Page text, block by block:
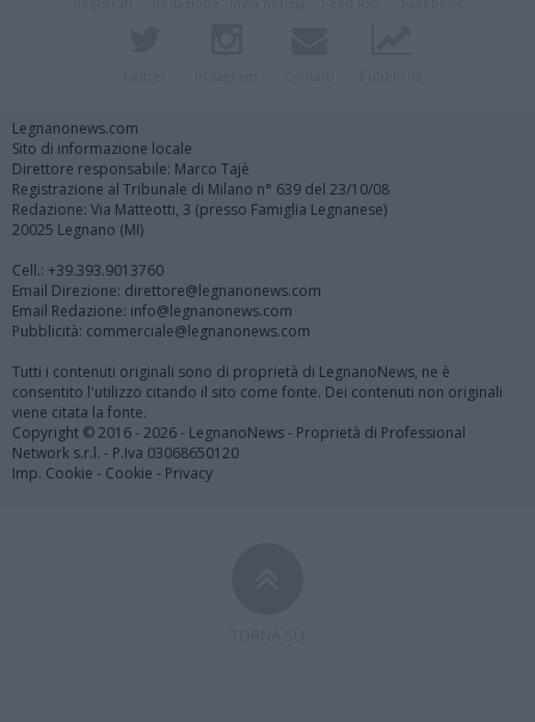
Legnanonews.com
Sito di informazione locale
Direttore responsabile: Marco Tajè
Registrazione al Tribunale di Milano n° 639 del 23/10/08
Redazione: Via Matteotti, 3 (presso Famiglia Legnanese)
20025 Legnano (MI)
Cell.: +39.393.9013760
Email Direzione: direttore@legnanonews.com
Email Redazione: info@legnanonews.com
Pubblicità: commerciale@legnanonews.com
Tutti i contenuti originali sono di proprietà di LegnanoNews, ne è
consentito l'utilizzo citando il sito come fonte. Dei contenuti non originali
viene citata la fonte.
Copyright © 2016 - 2026 - LegnanoNews - Proprietà di Professional
Network s.r.l. - P.Iva 03068650120
Imp. Cookie - Cookie - Privacy